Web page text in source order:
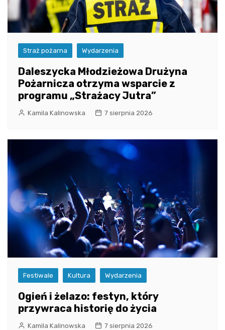
Straż pożarna Wydarzenia
Daleszycka Młodzieżowa Drużyna
Pożarnicza otrzyma wsparcie z
programu „Strażacy Jutra”
Kamila Kalinowska 7 sierpnia 2026
Festiwale Kultura Wydarzenia
Ogień i żelazo: festyn, który
przywraca historię do życia
Kamila Kalinowska 7 sierpnia 2026